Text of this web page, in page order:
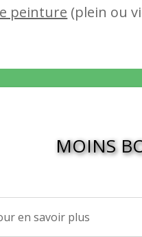
peinture (plein ou
MOINS
en savoir plus